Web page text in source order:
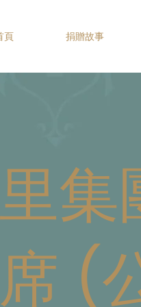
頁 捐贈故事
集
(